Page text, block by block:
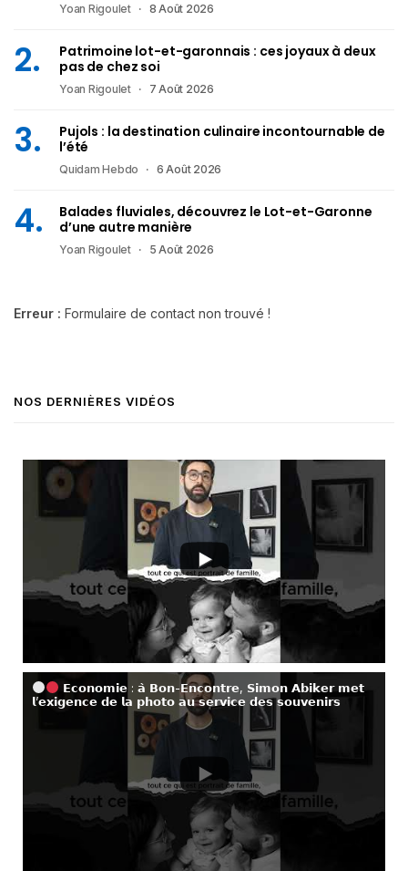
Yoan Rigoulet 8 Août 2026
Patrimoine lot-et-garonnais : ces joyaux à deux
pas de chez soi
Yoan Rigoulet 7 Août 2026
Pujols : la destination culinaire incontournable de
l’été
Quidam Hebdo 6 Août 2026
Balades fluviales, découvrez le Lot-et-Garonne
d’une autre manière
Yoan Rigoulet 5 Août 2026
Erreur : Formulaire de contact non trouvé !
NOS DERNIÈRES VIDÉOS
𝗘𝗰𝗼𝗻𝗼𝗺𝗶𝗲 : 𝗮̀ 𝗕𝗼𝗻-𝗘𝗻𝗰𝗼𝗻𝘁𝗿𝗲, 𝗦𝗶𝗺𝗼𝗻 𝗔𝗯𝗶𝗸𝗲𝗿 𝗺𝗲𝘁
𝗹’𝗲𝘅𝗶𝗴𝗲𝗻𝗰𝗲 𝗱𝗲 𝗹𝗮 𝗽𝗵𝗼𝘁𝗼 𝗮𝘂 𝘀𝗲𝗿𝘃𝗶𝗰𝗲 𝗱𝗲𝘀 𝘀𝗼𝘂𝘃𝗲𝗻𝗶𝗿𝘀